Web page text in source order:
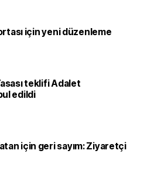
için yeni düzenleme
teklifi Adalet
edildi
için geri sayım: Ziyaretçi